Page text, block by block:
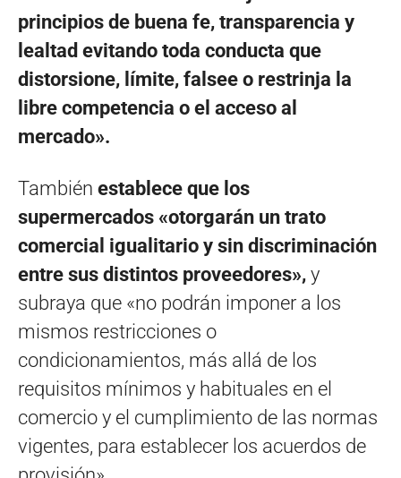
principios de buena fe, transparencia y
lealtad evitando toda conducta que
distorsione, límite, falsee o restrinja la
libre competencia o el acceso al
mercado».
También establece que los
supermercados «otorgarán un trato
comercial igualitario y sin discriminación
entre sus distintos proveedores», y
subraya que «no podrán imponer a los
mismos restricciones o
condicionamientos, más allá de los
requisitos mínimos y habituales en el
comercio y el cumplimiento de las normas
vigentes, para establecer los acuerdos de